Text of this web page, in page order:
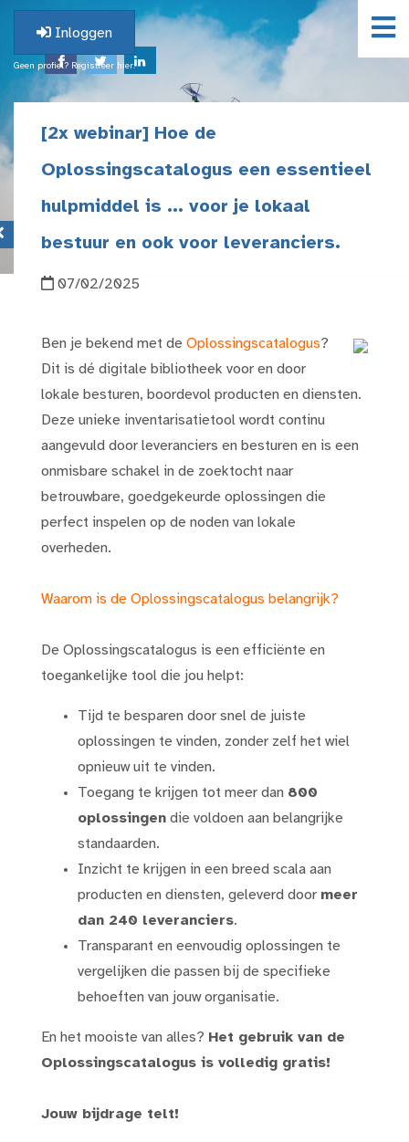
Inloggen
Geen profiel? Registreer hier.
[2x webinar] Hoe de
Oplossingscatalogus een essentieel
hulpmiddel is ... voor je lokaal
bestuur en ook voor leveranciers.
07/02/2025
Ben je bekend met de Oplossingscatalogus?
Dit is dé digitale bibliotheek voor en door
lokale besturen, boordevol producten en diensten.
Deze unieke inventarisatietool wordt continu
aangevuld door leveranciers en besturen en is een
onmisbare schakel in de zoektocht naar
betrouwbare, goedgekeurde oplossingen die
perfect inspelen op de noden van lokale
overheden.
Waarom is de Oplossingscatalogus belangrijk?
De Oplossingscatalogus is een efficiënte en
toegankelijke tool die jou helpt:
Tijd te besparen door snel de juiste
oplossingen te vinden, zonder zelf het wiel
opnieuw uit te vinden.
Toegang te krijgen tot meer dan 800
oplossingen die voldoen aan belangrijke
standaarden.
Inzicht te krijgen in een breed scala aan
producten en diensten, geleverd door meer
dan 240 leveranciers.
Transparant en eenvoudig oplossingen te
vergelijken die passen bij de specifieke
behoeften van jouw organisatie.
En het mooiste van alles? Het gebruik van de
Oplossingscatalogus is volledig gratis!
Jouw bijdrage telt!